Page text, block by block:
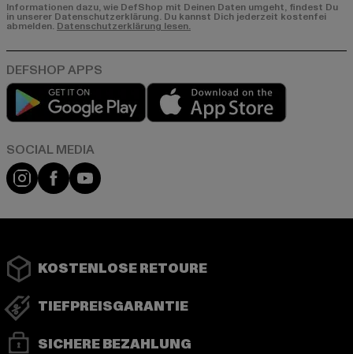
Informationen dazu, wie DefShop mit Deinen Daten umgeht, findest Du
in unserer Datenschutzerklärung. Du kannst Dich jederzeit kostenfei
abmelden. Datenschutzerklärung lesen.
Play market
Instagram
FacebookYouTube
KOSTENLOSE RETOURE
TIEFPREISGARANTIE
SICHERE BEZAHLUNG